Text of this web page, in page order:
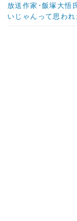
放送作家･飯塚大悟
いじゃんって思われ